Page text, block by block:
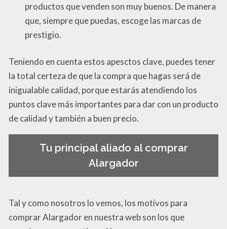
productos que venden son muy buenos. De manera
que, siempre que puedas, escoge las marcas de
prestigio.
Teniendo en cuenta estos apesctos clave, puedes tener
la total certeza de que la compra que hagas será de
inigualable calidad, porque estarás atendiendo los
puntos clave más importantes para dar con un producto
de calidad y también a buen precio.
Tu principal aliado al comprar
Alargador
Tal y como nosotros lo vemos, los motivos para
comprar Alargador en nuestra web son los que